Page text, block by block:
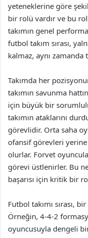
yeteneklerine göre
bir rolü vardır ve bu
takımın genel
futbol takım sırası,
kalmaz, aynı zamanda
Takımda her
takımın savunma
için büyük bir
takımın ataklarını
görevlidir. Orta saha
ofansif görevleri yerine
olurlar. Forvet
görevi üstlenirler. Bu
başarısı için kritik bir
Futbol takımı sırası,
Örneğin, 4-4-2
oyuncusuyla dengeli